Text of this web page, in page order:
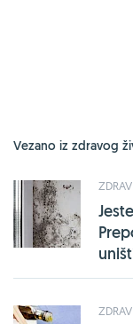
Vezano iz zdravog